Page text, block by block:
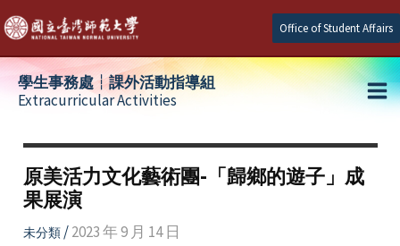
Skip
to
content
Office of Student Affairs
學生事務處┆課外活動指導組
Extracurricular Activities
原美活力文化藝術團-「歸鄉的遊子」成
果展演
未分類/2023 年 9 月 14 日